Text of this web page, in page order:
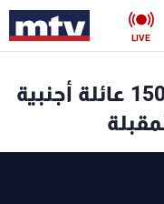
LIVE
"هآرتس": اسرائيل تطرد 150 عائلة أجنبية